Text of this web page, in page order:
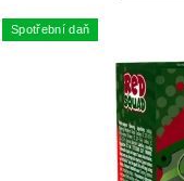
Spotřební daň